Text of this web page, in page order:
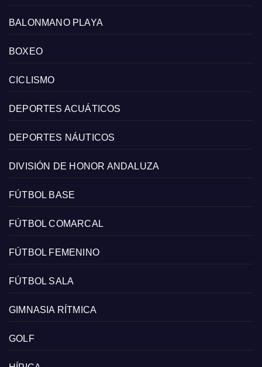
BALONMANO PLAYA
BOXEO
CICLISMO
DEPORTES ACUÁTICOS
DEPORTES NÁUTICOS
DIVISIÓN DE HONOR ANDALUZA
FÚTBOL BASE
FÚTBOL COMARCAL
FÚTBOL FEMENINO
FÚTBOL SALA
GIMNASIA RÍTMICA
GOLF